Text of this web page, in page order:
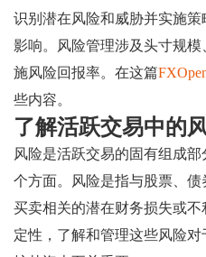
识别潜在风险和威胁并实施
影响。风险管理涉及头寸规
施风险回报率。在这篇
些内容。
了解活跃交易中的
风险是活跃交易的固有组成
个方面。风险是指与股票、
买卖相关的潜在财务损失或
定性，了解和管理这些风险